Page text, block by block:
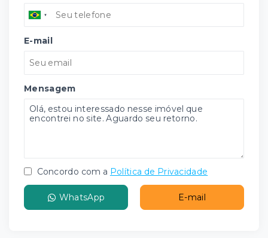
E-mail
Mensagem
Concordo com a Política de Privacidade
WhatsApp E-mail